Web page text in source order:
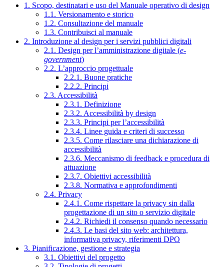
1. Scopo, destinatari e uso del Manuale operativo di design
1.1. Versionamento e storico
1.2. Consultazione del manuale
1.3. Contribuisci al manuale
2. Introduzione al design per i servizi pubblici digitali
2.1. Design per l’amministrazione digitale (e-
government)
2.2. L’approccio progettuale
2.2.1. Buone pratiche
2.2.2. Principi
2.3. Accessibilità
2.3.1. Definizione
2.3.2. Accessibilità by design
2.3.3. Principi per l’accessibilità
2.3.4. Linee guida e criteri di successo
2.3.5. Come rilasciare una dichiarazione di
accessibilità
2.3.6. Meccanismo di feedback e procedura di
attuazione
2.3.7. Obiettivi accessibilità
2.3.8. Normativa e approfondimenti
2.4. Privacy
2.4.1. Come rispettare la privacy sin dalla
progettazione di un sito o servizio digitale
2.4.2. Richiedi il consenso quando necessario
2.4.3. Le basi del sito web: architettura,
informativa privacy, riferimenti DPO
3. Pianificazione, gestione e strategia
3.1. Obiettivi del progetto